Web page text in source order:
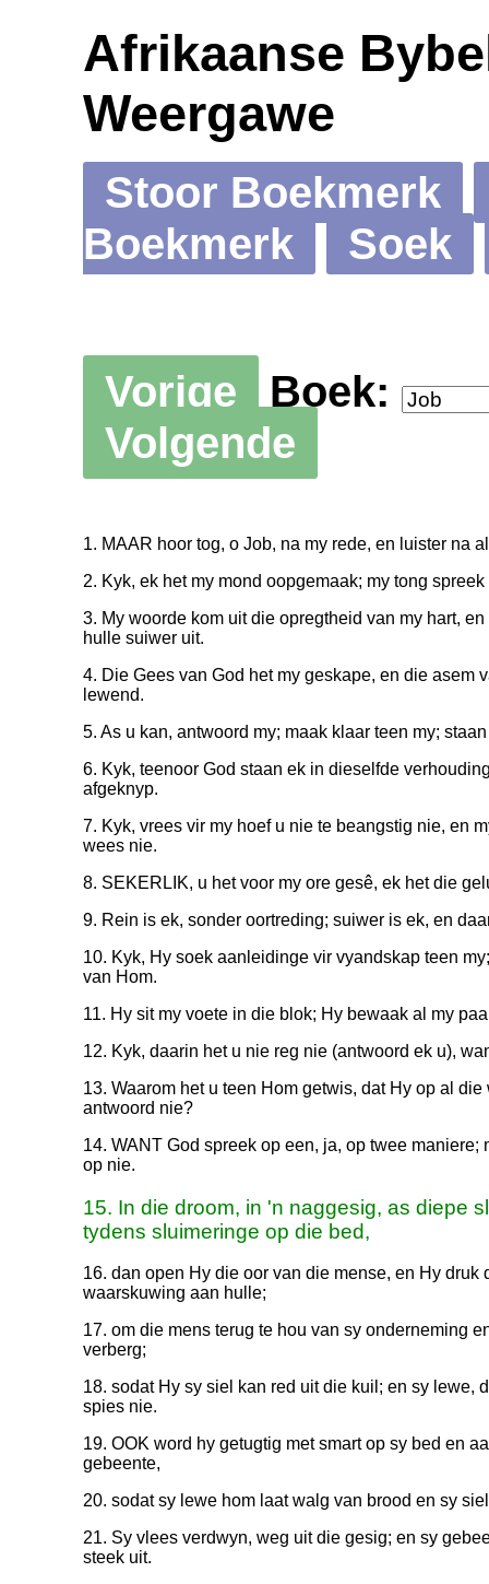
Afrikaanse
Weergawe
Stoor Boekmerk
Boekmerk
Soek
Vorige
Boek:
Volgende
1. MAAR hoor tog, o Job, na my rede, en luister na
2. Kyk, ek het my mond oopgemaak; my tong
3. My woorde kom uit die opregtheid van my hart,
hulle suiwer uit.
4. Die Gees van God het my geskape, en die asem
lewend.
5. As u kan, antwoord my; maak klaar teen my;
6. Kyk, teenoor God staan ek in dieselfde
afgeknyp.
7. Kyk, vrees vir my hoef u nie te beangstig nie, en
wees nie.
8. SEKERLIK, u het voor my ore gesê, ek het die
9. Rein is ek, sonder oortreding; suiwer is ek, en
10. Kyk, Hy soek aanleidinge vir vyandskap teen
van Hom.
11. Hy sit my voete in die blok; Hy bewaak al my
12. Kyk, daarin het u nie reg nie (antwoord ek u),
13. Waarom het u teen Hom getwis, dat Hy op al
antwoord nie?
14. WANT God spreek op een, ja, op twee maniere;
op nie.
15. In die droom, in 'n naggesig, as diepe
tydens sluimeringe op die bed,
16. dan open Hy die oor van die mense, en Hy druk
waarskuwing aan hulle;
17. om die mens terug te hou van sy onderneming
verberg;
18. sodat Hy sy siel kan red uit die kuil; en sy lewe,
spies nie.
19. OOK word hy getugtig met smart op sy bed en
gebeente,
20. sodat sy lewe hom laat walg van brood en sy
21. Sy vlees verdwyn, weg uit die gesig; en sy
steek uit.